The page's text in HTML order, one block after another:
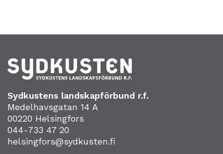
Sydkustens landskapförbund r.f.
Medelhavsgatan 14 A
00220 Helsingfors
044-733 47 20
helsingfors@sydkusten.fi